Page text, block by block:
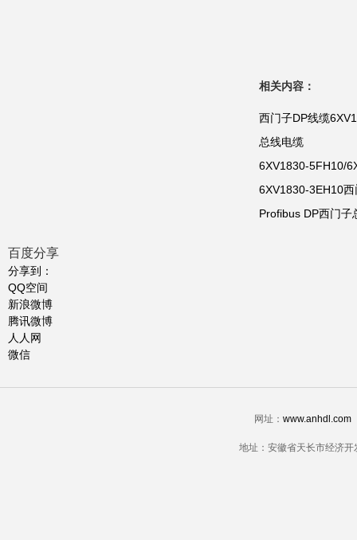
相关内容：
西门子DP线缆
总线电缆
6XV1830-5FH10/
6XV1830-3EH10
Profibus DP西门子
百度分享
分享到：
QQ空间
新浪微博
腾讯微博
人人网
微信
网址： www.anhdl.com
地址：安徽省天长市经济